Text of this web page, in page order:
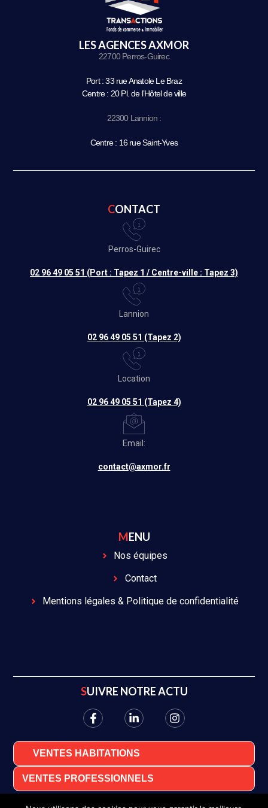
LES AGENCES AXMOR
22700 Perros-Guirec
Port : 33 rue Anatole Le Braz
Centre : 20 Pl. de l’Hôtel de ville
22300 Lannion :
Centre : 16 rue Saint-Yves
CONTACT
Perros-Guirec
02 96 49 05 51 (Port : Tapez 1 / Centre-ville : Tapez 3)
Lannion
02 96 49 05 51 (Tapez 2)
Location
02 96 49 05 51 (Tapez 4)
Email:
contact@axmor.fr
MENU
Nos équipes
Contact
Mentions légales & Politique de confidentialité
SUIVRE NOTRE ACTU
VENTES HABITATIONS
VENTES PROFESSIONNELS